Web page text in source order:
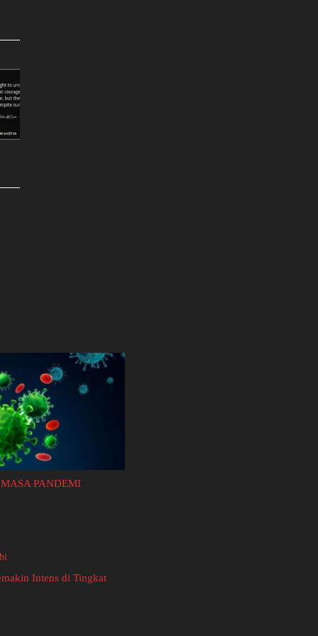
PANDEMI
Intens di Tingkat